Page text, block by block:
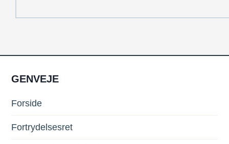
GENVEJE
Forside
Fortrydelsesret